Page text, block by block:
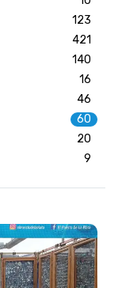
123
421
140
16
46
60
20
9